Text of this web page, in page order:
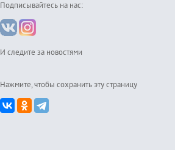
Подписывайтесь на нас:
И следите за новостями
Нажмите, чтобы сохранить эту страницу